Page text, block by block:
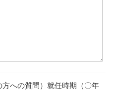
方への質問）就任時期（〇年